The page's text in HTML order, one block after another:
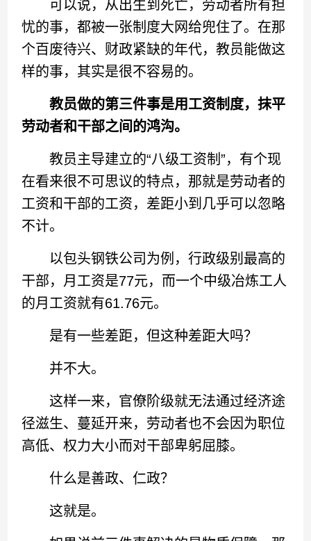
可以说，从出生到死亡，劳动者所有担
忧的事，都被一张制度大网给兜住了。在那
个百废待兴、财政紧缺的年代，教员能做这
样的事，其实是很不容易的。
教员做的第三件事是用工资制度，抹平
劳动者和干部之间的鸿沟。
教员主导建立的“八级工资制”，有个现
在看来很不可思议的特点，那就是劳动者的
工资和干部的工资，差距小到几乎可以忽略
不计。
以包头钢铁公司为例，行政级别最高的
干部，月工资是77元，而一个中级冶炼工人
的月工资就有61.76元。
是有一些差距，但这种差距大吗？
并不大。
这样一来，官僚阶级就无法通过经济途
径滋生、蔓延开来，劳动者也不会因为职位
高低、权力大小而对干部卑躬屈膝。
什么是善政、仁政？
这就是。